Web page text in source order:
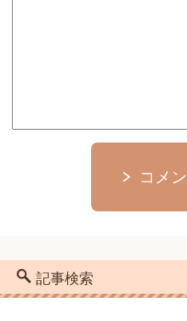
コメ
記事検索